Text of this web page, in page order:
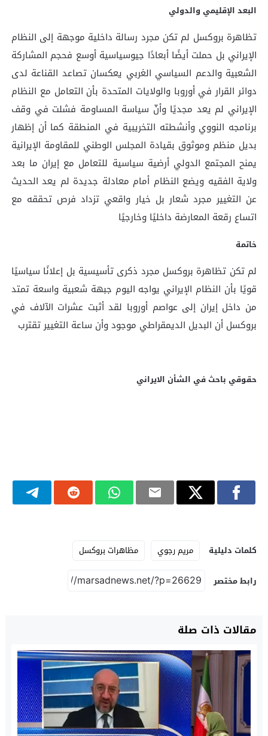
البعد الإقليمي والدولي
تظاهرة بروكسل لم تكن مجرد رسالة داخلية موجهة إلى النظام
الإيراني بل حملت أيضًا أبعادًا جيوسياسية أوسع فحجم المشاركة
الشعبية والدعم السياسي الغربي يعكسان تصاعد القناعة لدى
دوائر القرار في أوروبا والولايات المتحدة بأن التعامل مع النظام
الإيراني لم يعد مجديًا وأنّ سياسة المساومة فشلت في وقف
برنامجه النووي وأنشطته التخريبية في المنطقة كما أن إظهار
بديل منظم وموثوق بقيادة المجلس الوطني للمقاومة الإيرانية
يمنح المجتمع الدولي أرضية سياسية للتعامل مع إيران ما بعد
ولاية الفقيه ويضع النظام أمام معادلة جديدة لم يعد الحديث
عن التغيير مجرد شعار بل خيار واقعي تزداد فرص تحققه مع
اتساع رقعة المعارضة داخليًا وخارجيًا
خاتمة
لم تكن تظاهرة بروكسل مجرد ذكرى تأسيسية بل إعلانًا سياسيًا
قويًا بأن النظام الإيراني يواجه اليوم جبهة شعبية واسعة تمتد
من داخل إيران إلى عواصم أوروبا لقد أثبت عشرات الآلاف في
بروكسل أن البديل الديمقراطي موجود وأن ساعة التغيير تقترب
حقوقي باحث في الشأن الايراني
كلمات دليلية مريم رجوي مظاهرات بروكسل
رابط مختصر
مقالات ذات صلة